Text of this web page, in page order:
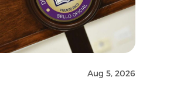
Aug 5, 2026